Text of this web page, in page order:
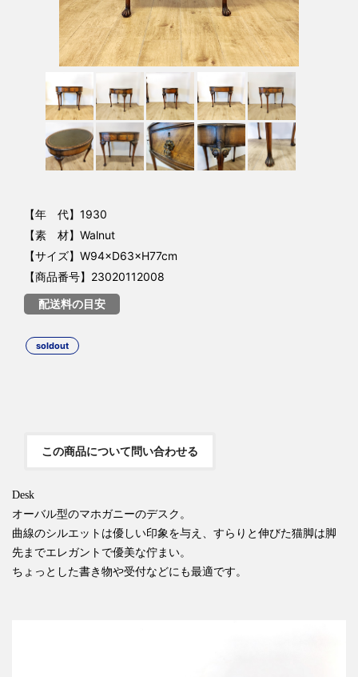
【年 代】1930
【素 材】Walnut
【サイズ】W94×D63×H77cm
【商品番号】23020112008
配送料の目安
soldout
この商品について問い合わせる
Desk
オーバル型のマホガニーのデスク。
曲線のシルエットは優しい印象を与え、すらりと伸びた猫脚は脚
先までエレガントで優美な佇まい。
ちょっとした書き物や受付などにも最適です。